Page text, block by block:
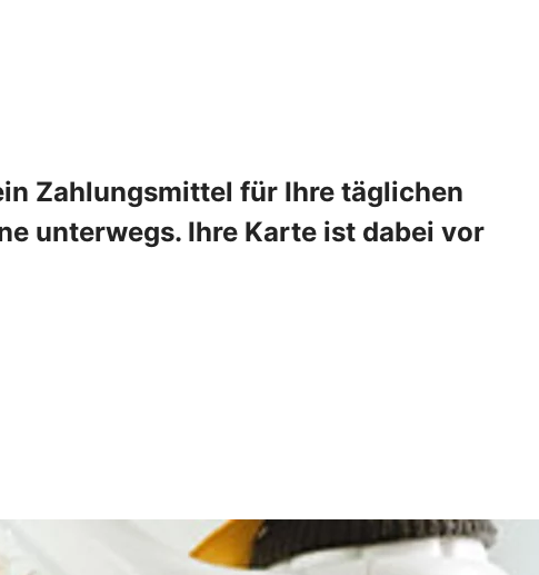
Zahlungsmittel für Ihre täglichen
unterwegs. Ihre Karte ist dabei vor